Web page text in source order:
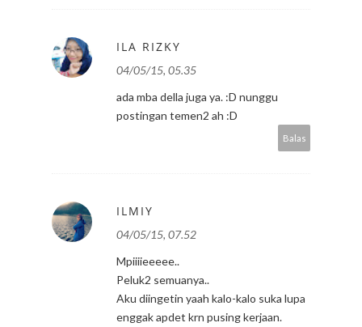
ILA RIZKY
04/05/15, 05.35
ada mba della juga ya. :D nunggu
postingan temen2 ah :D
Balas
ILMIY
04/05/15, 07.52
Mpiiiieeeee..
Peluk2 semuanya..
Aku diingetin yaah kalo-kalo suka lupa
enggak apdet krn pusing kerjaan.